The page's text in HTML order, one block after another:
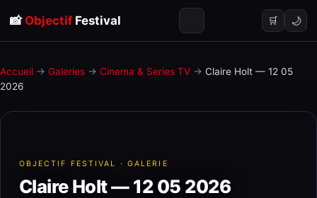
📸 ObjectifFestival 🛒 🌙
Accueil → Galeries → Cinema & Series TV → Claire Holt — 12 05
2026
OBJECTIF FESTIVAL · GALERIE
Claire Holt — 12 05 2026